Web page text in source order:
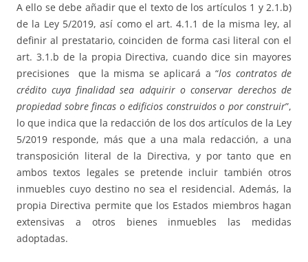
A ello se debe añadir que el texto de los artículos 1 y 2.1.b)
de la Ley 5/2019, así como el art. 4.1.1 de la misma ley, al
definir al prestatario, coinciden de forma casi literal con el
art. 3.1.b de la propia Directiva, cuando dice sin mayores
precisiones que la misma se aplicará a “los contratos de
crédito cuya finalidad sea adquirir o conservar derechos de
propiedad sobre fincas o edificios construidos o por construir”,
lo que indica que la redacción de los dos artículos de la Ley
5/2019 responde, más que a una mala redacción, a una
transposición literal de la Directiva, y por tanto que en
ambos textos legales se pretende incluir también otros
inmuebles cuyo destino no sea el residencial. Además, la
propia Directiva permite que los Estados miembros hagan
extensivas a otros bienes inmuebles las medidas
adoptadas.